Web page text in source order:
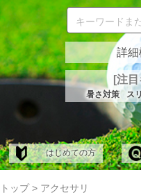
詳
[注
暑さ対策 ス
はじめての方
トップ > アクセサリ